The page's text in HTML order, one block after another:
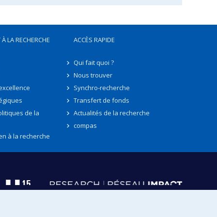
LA RECHERCHE
de la
à la recherche
ACCÈS RAPIDE
Qui fait quoi ?
Nous trouver
Synchro-recherche
Transfert de fonds
Actualités de la recherche
compas